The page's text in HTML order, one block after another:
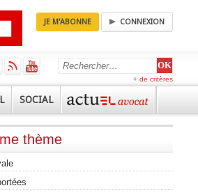
JE M'ABONNE CONNEXION
+ de critères
SOCIAL
thème